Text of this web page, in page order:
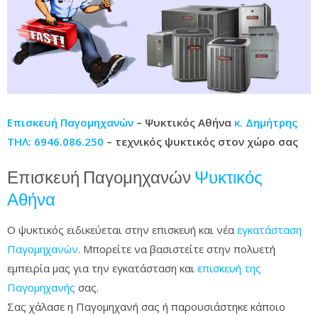
Επισκευή Παγομηχανών – Ψυκτικός Αθήνα κ. Δημήτρης
ΤΗΛ: 6946.086.250 – τεχνικός ψυκτικός στον χώρο σας
Επισκευή Παγομηχανών Ψυκτικός
Αθήνα
Ο ψυκτικός ειδικεύεται στην επισκευή και νέα εγκατάσταση
Παγομηχανών. Μπορείτε να βασιστείτε στην πολυετή
εμπειρία μας για την εγκατάσταση και επισκευή της
Παγομηχανής σας.
Σας χάλασε η Παγομηχανή σας ή παρουσιάστηκε κάποιο